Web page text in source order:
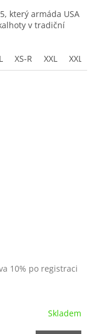
který armáda USA
v tradiční
XS-R XXL XXL-L
10% po registraci
Skladem